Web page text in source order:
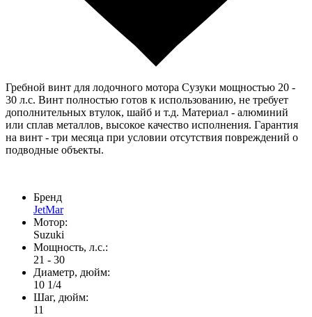
Гребной винт для лодочного мотора Сузуки мощностью 20 -
30 л.с. Винт полностью готов к использованию, не требует
дополнительных втулок, шайб и т.д. Материал - алюминий
или сплав металлов, высокое качество исполнения. Гарантия
на винт - три месяца при условии отсутствия повреждений о
подводные объекты.
Бренд
JetMar
Мотор:
Suzuki
Мощность, л.с.:
21 - 30
Диаметр, дюйм:
10 1/4
Шаг, дюйм:
11